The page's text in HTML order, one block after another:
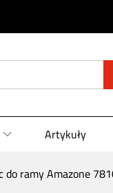
Artykuły
do ramy Amazone